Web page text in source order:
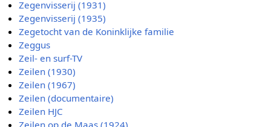
Zegenvisserij (1931)
Zegenvisserij (1935)
Zegetocht van de Koninklijke familie
Zeggus
Zeil- en surf-TV
Zeilen (1930)
Zeilen (1967)
Zeilen (documentaire)
Zeilen HJC
Zeilen op de Maas (1924)